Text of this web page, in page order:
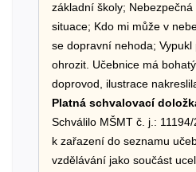
základní školy;
situace; Kdo mi může v
se dopravní nehoda;
ohrozit. Učebnice má
doprovod, ilustrace
Platná schvalovací
Schválilo MŠMT č. j.:
k zařazení do seznamu
vzdělávání jako součást